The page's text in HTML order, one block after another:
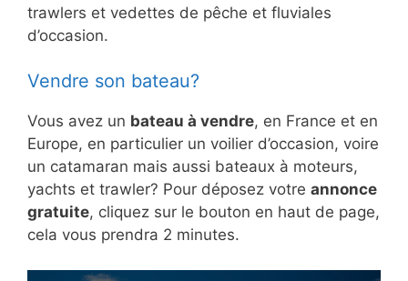
trawlers et vedettes de pêche et fluviales
d’occasion.
Vendre son bateau?
Vous avez un bateau à vendre, en France et en
Europe, en particulier un voilier d’occasion, voire
un catamaran mais aussi bateaux à moteurs,
yachts et trawler? Pour déposez votre annonce
gratuite, cliquez sur le bouton en haut de page,
cela vous prendra 2 minutes.